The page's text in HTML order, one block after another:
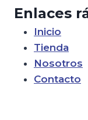
Enlaces
Inicio
Tienda
Nosotros
Contacto